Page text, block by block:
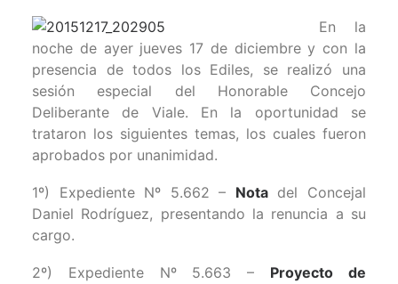
RECAUDACIONES
En la
noche de ayer jueves 17 de diciembre y con la
presencia de todos los Ediles, se realizó una
sesión especial del Honorable Concejo
Deliberante de Viale. En la oportunidad se
trataron los siguientes temas, los cuales fueron
aprobados por unanimidad.
1º) Expediente Nº 5.662 – Notadel Concejal
Daniel Rodríguez, presentando la renuncia a su
cargo.
2º) Expediente Nº 5.663 – Proyecto de